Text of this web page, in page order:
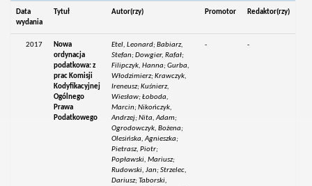
Data
wydania
Tytuł Autor(rzy) Promotor Redaktor(rzy)
2017
Nowa
ordynacja
podatkowa: z
prac Komisji
Kodyfikacyjnej
Ogólnego
Prawa
Podatkowego
Etel, Leonard; Babiarz,
Stefan; Dowgier, Rafał;
Filipczyk, Hanna; Gurba,
Włodzimierz; Krawczyk,
Ireneusz; Kuśnierz,
Wiesław; Łoboda,
Marcin; Nikończyk,
Andrzej; Nita, Adam;
Ogrodowczyk, Bożena;
Olesińska, Agnieszka;
Pietrasz, Piotr;
Popławski, Mariusz;
Rudowski, Jan; Strzelec,
Dariusz; Taborski,
- -